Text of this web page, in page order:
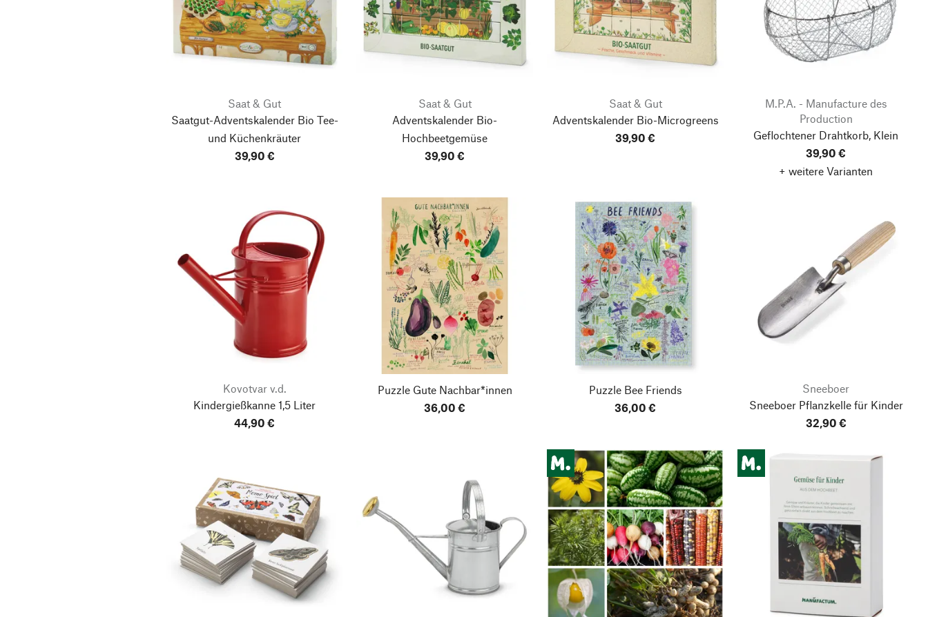
Saat & Gut
Saatgut-Adventskalender Bio Tee-
und Küchenkräuter
39,90 €
Saat & Gut
Adventskalender Bio-
Hochbeetgemüse
39,90 €
Saat & Gut
Adventskalender Bio-Microgreens
39,90 €
M.P.A. - Manufacture des
Production
Geflochtener Drahtkorb, Klein
39,90 €
+ weitere Varianten
Kovotvar v.d.
Kindergießkanne 1,5 Liter
44,90 €
Puzzle Gute Nachbar*innen
36,00 €
Puzzle Bee Friends
36,00 €
Sneeboer
Sneeboer Pflanzkelle für Kinder
32,90 €